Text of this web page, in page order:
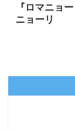
『ロマニョ
ニョーリ